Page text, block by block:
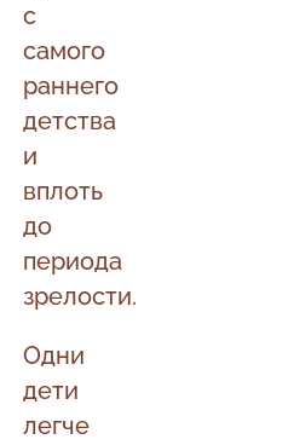
с
самого
раннего
детства
и
вплоть
до
периода
зрелости.
Одни
дети
легче